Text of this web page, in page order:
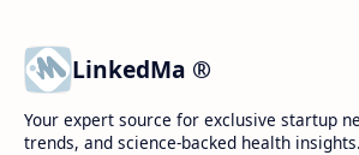
LinkedMa ®
Your expert source for exclusive startup
trends, and science-backed health